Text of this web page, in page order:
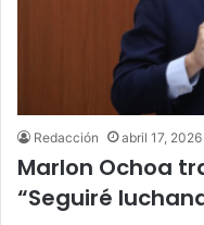
Redacción abril 17, 2026
Marlon Ochoa
“Seguiré